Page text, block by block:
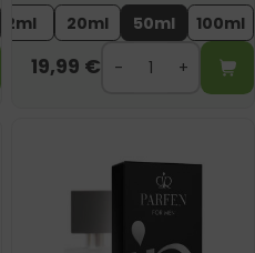
2ml 20ml 50ml 100ml
19,99 €